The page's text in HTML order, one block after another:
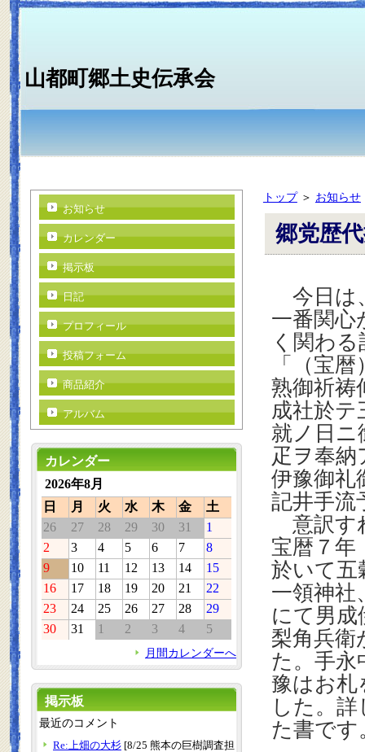
山都町郷土史伝承会
トップ＞ お知らせ
郷党歴
今日は
一番関心
く関わ
「（宝
熟御祈祷
成社於テ
就ノ日ニ
疋ヲ奉納
伊豫御
記井手流
意訳す
宝暦７年
於いて五
一領神社
にて男成
梨角兵衛
た。手永
豫はお札
した。
た書です
お知らせ
カレンダー
掲示板
日記
プロフィール
投稿フォーム
商品紹介
アルバム
カレンダー
2026年8月
日
月 火 水 木 金
土
26
27 28 29 30 31
1
2
3 4 5 6 7
8
9
10 11 12 13 14
15
16
17 18 19 20 21
22
23
24 25 26 27 28
29
30
31 1 2 3 4 5
月間カレンダーへ
掲示板
最近のコメント
Re:上畑の大杉 [8/25 熊本の巨樹調査担